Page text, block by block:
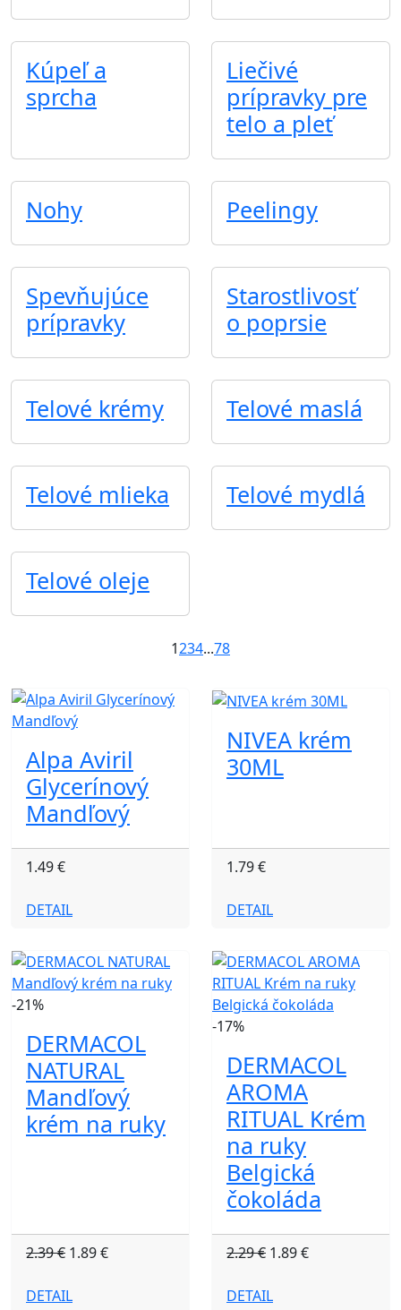
Kúpeľ a
sprcha
Liečivé
prípravky pre
telo a pleť
Nohy Peelingy
Spevňujúce
prípravky
Starostlivosť
o poprsie
Telové krémy Telové maslá
Telové mlieka Telové mydlá
Telové oleje
1234...78
Alpa Aviril
Glycerínový
Mandľový
1.49 €
DETAIL
NIVEA krém
30ML
1.79 €
DETAIL
-21%
DERMACOL
NATURAL
Mandľový
krém na ruky
2.39 € 1.89 €
DETAIL
-17%
DERMACOL
AROMA
RITUAL Krém
na ruky
Belgická
čokoláda
2.29 € 1.89 €
DETAIL